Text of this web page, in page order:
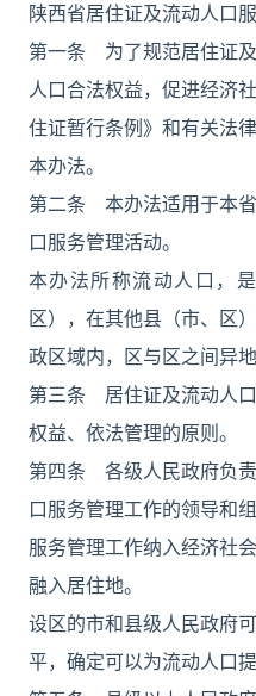
陕西省居住证及流动人口
第一条 为了规范居住证
人口合法权益，促进经济
住证暂行条例》和有关法
本办法。
第二条 本办法适用于本
口服务管理活动。
本办法所称流动人口，
区），在其他县（市、区
政区域内，区与区之间异
第三条 居住证及流动人
权益、依法管理的原则。
第四条 各级人民政府负
口服务管理工作的领导和
服务管理工作纳入经济社
融入居住地。
设区的市和县级人民政府
平，确定可以为流动人口